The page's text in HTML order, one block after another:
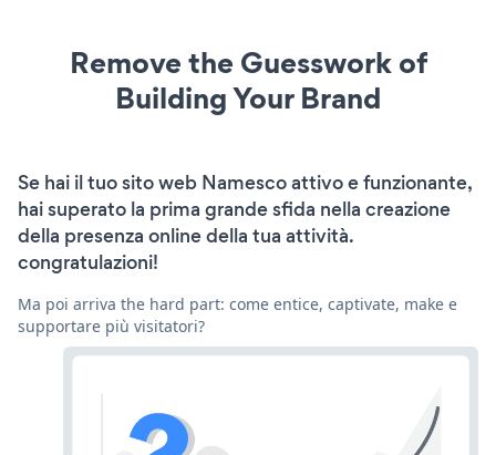
Remove the Guesswork of
Building Your Brand
Se hai il tuo sito web Namesco attivo e funzionante,
hai superato la prima grande sfida nella creazione
della presenza online della tua attività.
congratulazioni!
Ma poi arriva the hard part: come entice, captivate, make e
supportare più visitatori?